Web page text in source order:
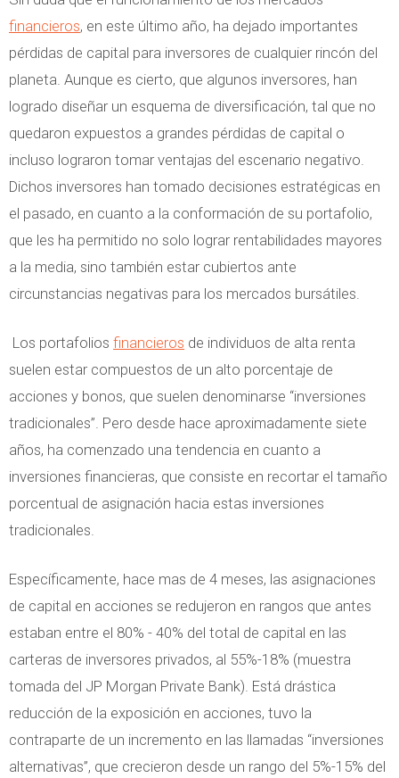
financieros, en este último año, ha dejado importantes
pérdidas de capital para inversores de cualquier rincón del
planeta. Aunque es cierto, que algunos inversores, han
logrado diseñar un esquema de diversificación, tal que no
quedaron expuestos a grandes pérdidas de capital o
incluso lograron tomar ventajas del escenario negativo.
Dichos inversores han tomado decisiones estratégicas en
el pasado, en cuanto a la conformación de su portafolio,
que les ha permitido no solo lograr rentabilidades mayores
a la media, sino también estar cubiertos ante
circunstancias negativas para los mercados bursátiles.
Los portafolios financieros de individuos de alta renta
suelen estar compuestos de un alto porcentaje de
acciones y bonos, que suelen denominarse “inversiones
tradicionales”. Pero desde hace aproximadamente siete
años, ha comenzado una tendencia en cuanto a
inversiones financieras, que consiste en recortar el tamaño
porcentual de asignación hacia estas inversiones
tradicionales.
Específicamente, hace mas de 4 meses, las asignaciones
de capital en acciones se redujeron en rangos que antes
estaban entre el 80% - 40% del total de capital en las
carteras de inversores privados, al 55%-18% (muestra
tomada del JP Morgan Private Bank). Está drástica
reducción de la exposición en acciones, tuvo la
contraparte de un incremento en las llamadas “inversiones
alternativas”, que crecieron desde un rango del 5%-15% del